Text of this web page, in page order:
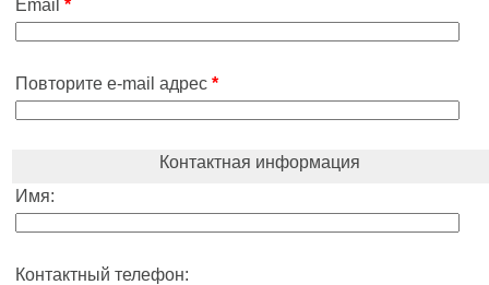
Email *
Повторите e-mail адрес *
Контактная информация
Имя:
Контактный телефон: